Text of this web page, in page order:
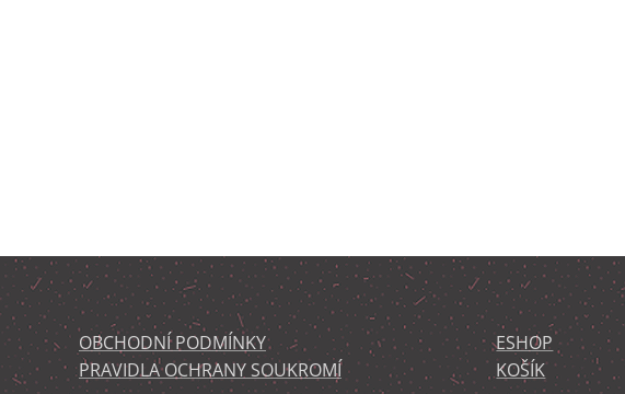
OBCHODNÍ PODMÍNKY
PRAVIDLA OCHRANY SOUKROMÍ
ESHOP
KOŠÍK